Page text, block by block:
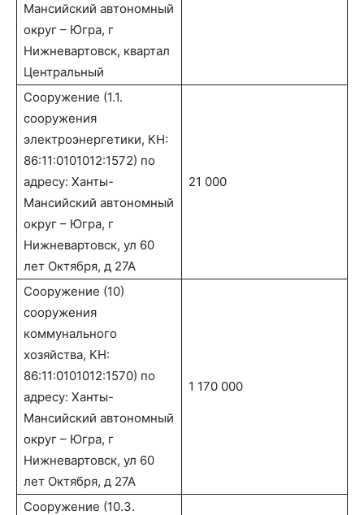
Мансийский автономный
округ – Югра, г
Нижневартовск, квартал
Центральный
Сооружение (1.1.
сооружения
электроэнергетики, КН:
86:11:0101012:1572) по
адресу: Ханты-
Мансийский автономный
округ – Югра, г
Нижневартовск, ул 60
лет Октября, д 27А
21 000
Сооружение (10)
сооружения
коммунального
хозяйства, КН:
86:11:0101012:1570) по
адресу: Ханты-
Мансийский автономный
округ – Югра, г
Нижневартовск, ул 60
лет Октября, д 27А
1 170 000
Сооружение (10.3.